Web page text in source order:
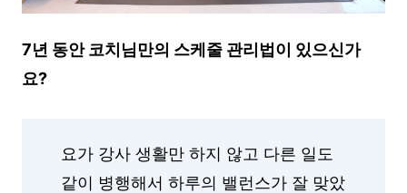
7년 동안 코치님만의 스케줄 관리법이 있으신가
요?
요가 강사 생활만 하지 않고 다른 일도
같이 병행해서 하루의 밸런스가 잘 맞았